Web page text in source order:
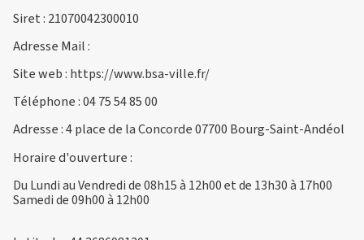
Siret : 21070042300010
Adresse Mail :
Site web : https://www.bsa-ville.fr/
Téléphone :04 75 54 85 00
Adresse : 4 place de la Concorde 07700 Bourg-Saint-Andéol
Horaire d'ouverture :
Du Lundi au Vendredi de 08h15 à 12h00 et de 13h30 à 17h00
Samedi de 09h00 à 12h00